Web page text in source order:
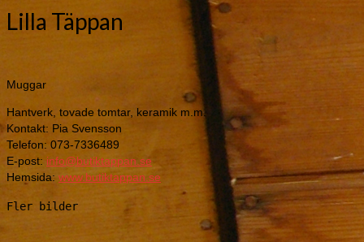
Tomtar
Muggar och Ljus
Vill du stå som handlare i saluhallen kontakta Annelie Andréasson
på tel. 073-800 35 35,info@annonsnytt.se
Kontakt